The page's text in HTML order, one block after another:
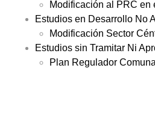
Modificación al PRC en
Estudios en Desarrollo No
Modificación Sector
Estudios sin Tramitar Ni
Plan Regulador